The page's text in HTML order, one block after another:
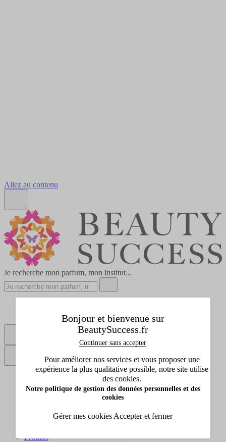
Allez au contenu
Je recherche mon parfum, mon institut...
Points de vente
Afficher le sous-menu de Tous les produits
Promos
Bonjour et bienvenue sur
BeautySuccess.fr
Continuer sans accepter
Pour améliorer nos services et vous proposer une
expérience la plus qualitative possible, notre site utilise
des cookies.
Notre politique de gestion des données personnelles et des
cookies
Gérer mes cookies Accepter et fermer